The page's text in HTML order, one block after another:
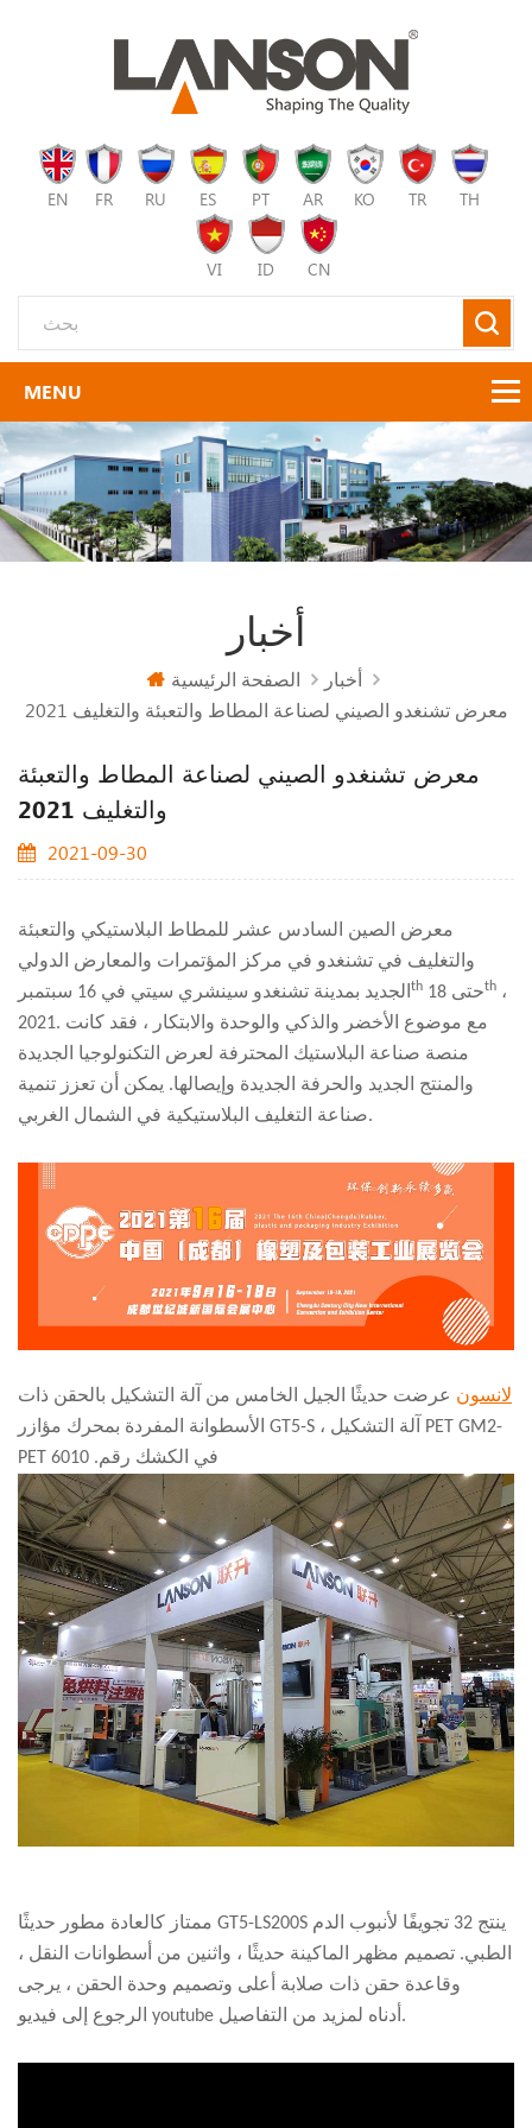
EN FR RU ES PT AR KO TR TH
VI ID CN
أخبار
الصفحة الرئيسية
أخبار
معرض تشنغدو الصيني لصناعة المطاط والتعبئة والتغليف 2021
معرض تشنغدو الصيني لصناعة المطاط والتعبئة
والتغليف 2021
2021-09-30
معرض الصين السادس عشر للمطاط البلاستيكي والتعبئة
والتغليف في تشنغدو في مركز المؤتمرات والمعارض الدولي
الجديد بمدينة تشنغدو سينشري سيتي في 16 سبتمبر th حتى 18th ،
2021. مع موضوع الأخضر والذكي والوحدة والابتكار ، فقد كانت
منصة صناعة البلاستيك المحترفة لعرض التكنولوجيا الجديدة
والمنتج الجديد والحرفة الجديدة وإيصالها. يمكن أن تعزز تنمية
صناعة التغليف البلاستيكية في الشمال الغربي.
لانسون عرضت حديثًا الجيل الخامس من آلة التشكيل بالحقن ذات
الأسطوانة المفردة بمحرك مؤازر GT5-S ، آلة التشكيل PET GM2-
PET في الكشك رقم. 6010
ممتاز كالعادة مطور حديثًا GT5-LS200S ينتج 32 تجويفًا لأنبوب الدم
الطبي. تصميم مظهر الماكينة حديثًا ، واثنين من أسطوانات النقل ،
وقاعدة حقن ذات صلابة أعلى وتصميم وحدة الحقن ، يرجى
الرجوع إلى فيديو youtube أدناه لمزيد من التفاصيل.